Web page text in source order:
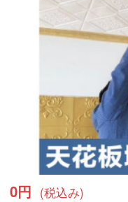
0円 (税込み)